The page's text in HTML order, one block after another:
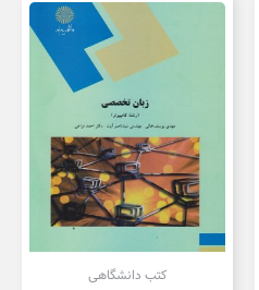
کتب دانشگاهی